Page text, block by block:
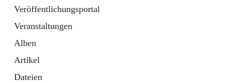
Veröffentlichungsportal
Veranstaltungen
Alben
Artikel
Dateien